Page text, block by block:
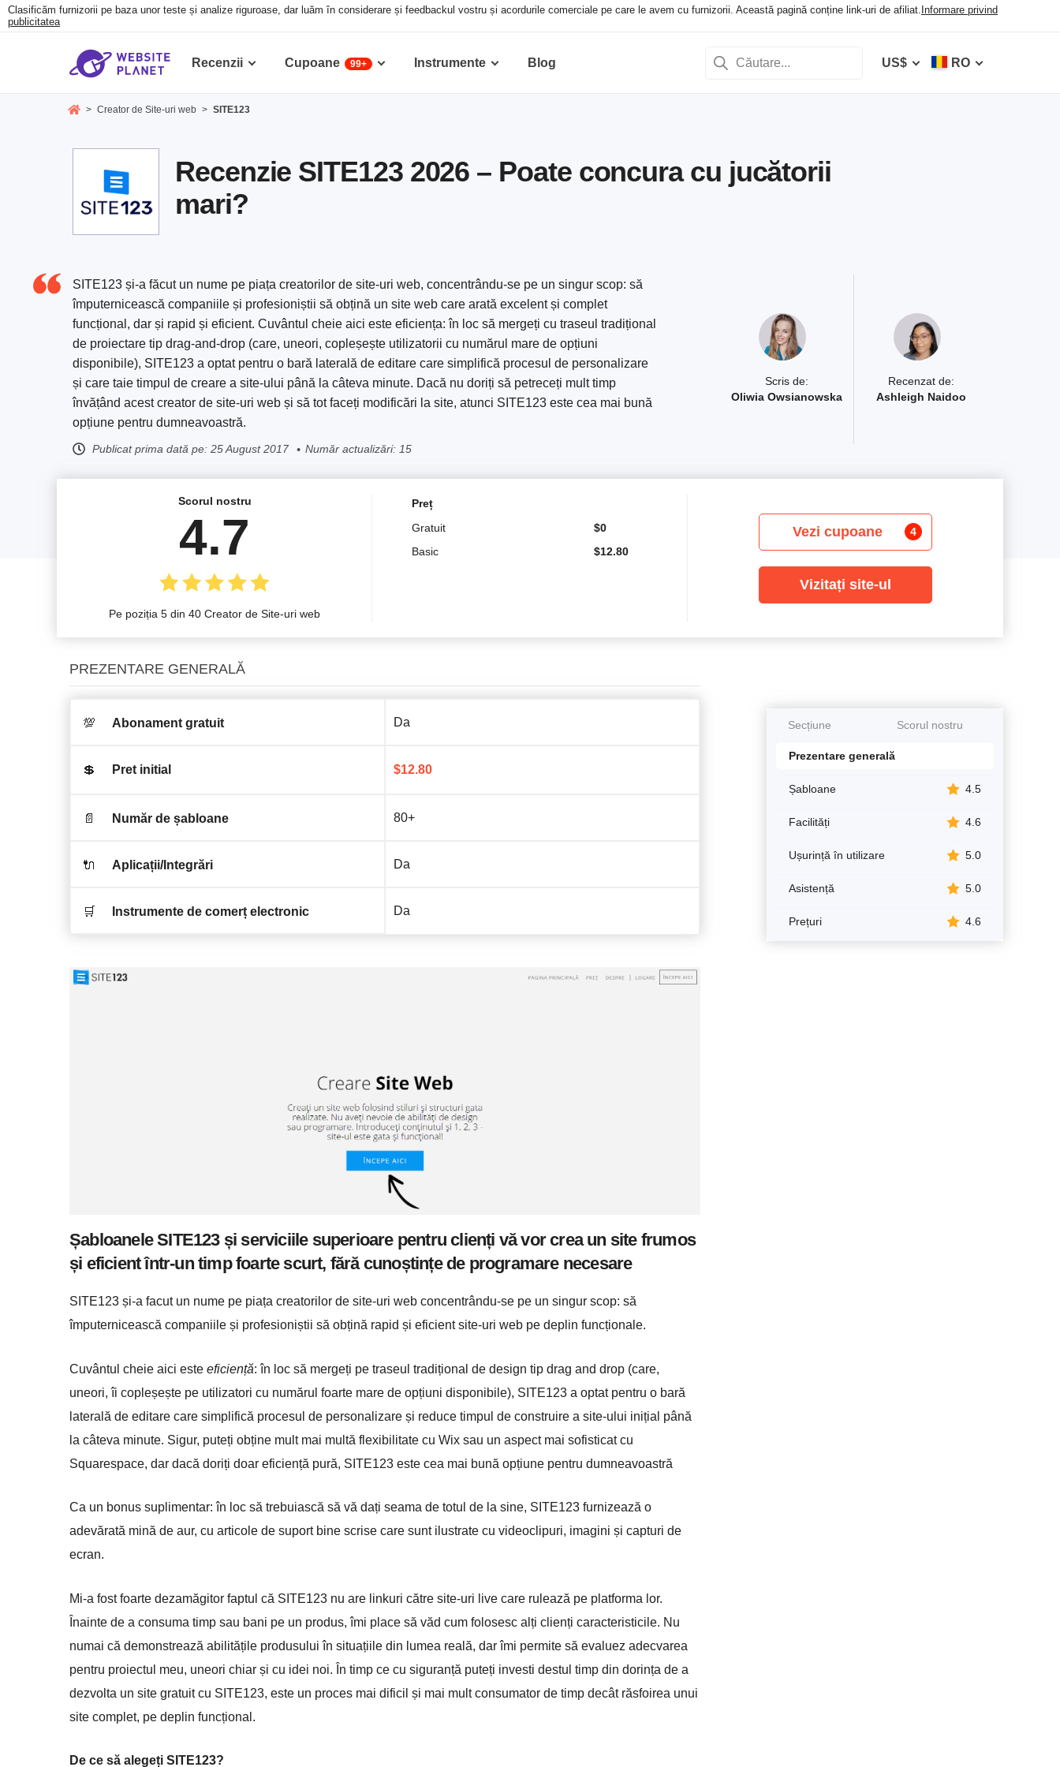
Clasificăm furnizorii pe baza unor teste și analize riguroase, dar luăm în considerare și feedbackul vostru și acordurile comerciale pe care le avem cu furnizorii. Această pagină conține link-uri de afiliat. Informare privind
publicitatea
Recenzii Cupoane 99+ Instrumente Blog US$ RO
> Creator de Site-uri web > SITE123
Recenzie SITE123 2026 – Poate concura cu jucătorii
mari?
Recenzat de:
Ashleigh Naidoo
Scris de:
Oliwia Owsianowska
SITE123 și-a făcut un nume pe piața creatorilor de site-uri web, concentrându-se pe un singur scop: să
împuternicească companiile și profesioniștii să obțină un site web care arată excelent și complet
funcțional, dar și rapid și eficient. Cuvântul cheie aici este eficiența: în loc să mergeți cu traseul tradițional
de proiectare tip drag-and-drop (care, uneori, copleșește utilizatorii cu numărul mare de opțiuni
disponibile), SITE123 a optat pentru o bară laterală de editare care simplifică procesul de personalizare
și care taie timpul de creare a site-ului până la câteva minute. Dacă nu doriți să petreceți mult timp
învățând acest creator de site-uri web și să tot faceți modificări la site, atunci SITE123 este cea mai bună
opțiune pentru dumneavoastră.
Publicat prima dată pe: 25 August 2017 Număr actualizări: 15
Scorul nostru
4.7
Pe poziția 5 din 40 Creator de Site-uri web
Preț
Gratuit
$0
Basic
$12.80
Vezi cupoane 4
Vizitați site-ul
PREZENTARE GENERALĂ
💯 Abonament gratuit Da
💲 Pret initial $12.80
📄 Număr de șabloane 80+
🔌 Aplicații/Integrări Da
🛒 Instrumente de comerț electronic Da
Șabloanele SITE123 și serviciile superioare pentru clienți vă vor crea un site frumos
și eficient într-un timp foarte scurt, fără cunoștințe de programare necesare
SITE123 și-a facut un nume pe piața creatorilor de site-uri web concentrându-se pe un singur scop: să
împuternicească companiile și profesioniștii să obțină rapid și eficient site-uri web pe deplin funcționale.
Cuvântul cheie aici este eficiență: în loc să mergeți pe traseul tradițional de design tip drag and drop (care,
uneori, îi copleșește pe utilizatori cu numărul foarte mare de opțiuni disponibile), SITE123 a optat pentru o bară
laterală de editare care simplifică procesul de personalizare și reduce timpul de construire a site-ului inițial până
la câteva minute. Sigur, puteți obține mult mai multă flexibilitate cu Wix sau un aspect mai sofisticat cu
Squarespace, dar dacă doriți doar eficiență pură, SITE123 este cea mai bună opțiune pentru dumneavoastră
Ca un bonus suplimentar: în loc să trebuiască să vă dați seama de totul de la sine, SITE123 furnizează o
adevărată mină de aur, cu articole de suport bine scrise care sunt ilustrate cu videoclipuri, imagini și capturi de
ecran.
Mi-a fost foarte dezamăgitor faptul că SITE123 nu are linkuri către site-uri live care rulează pe platforma lor.
Înainte de a consuma timp sau bani pe un produs, îmi place să văd cum folosesc alți clienți caracteristicile. Nu
numai că demonstrează abilitățile produsului în situațiile din lumea reală, dar îmi permite să evaluez adecvarea
pentru proiectul meu, uneori chiar și cu idei noi. În timp ce cu siguranță puteți investi destul timp din dorința de a
dezvolta un site gratuit cu SITE123, este un proces mai dificil și mai mult consumator de timp decât răsfoirea unui
site complet, pe deplin funcțional.
De ce să alegeți SITE123?
Secțiune Scorul nostru
Prezentare generală
Șabloane 4.5
Facilități 4.6
Ușurință în utilizare 5.0
Asistență 5.0
Prețuri 4.6